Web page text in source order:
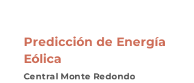
Predicción de Energía
Eólica
Central Monte Redondo